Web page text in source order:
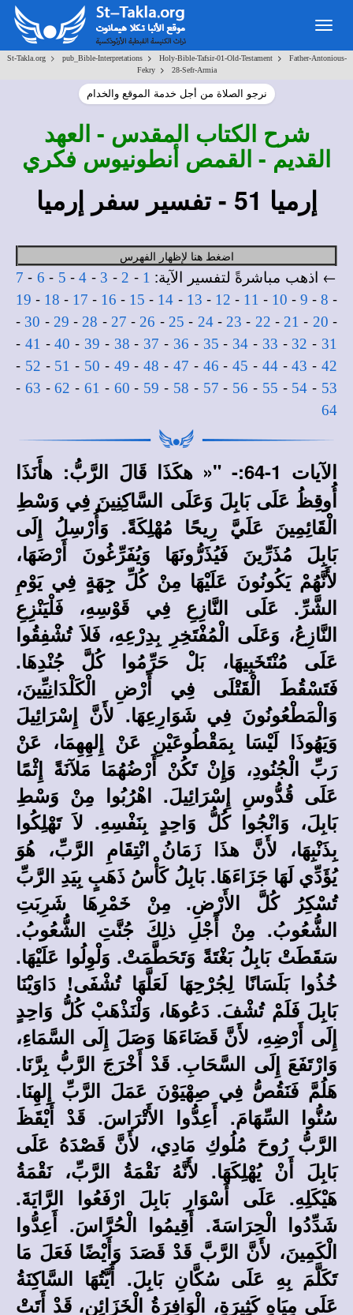
St-Takla.org> pub_Bible-Interpretations> Holy-Bible-Tafsir-01-Old-Testament>
Father-Antonious-
Fekry> 28-Sefr-Armia
نرجو الصلاة من أجل خدمة الموقع والخدام
شرح الكتاب المقدس - العهد
القديم - القمص أنطونيوس فكري
إرميا 51 - تفسير سفر إرميا
اضغط هنا لإظهار الفهرس
← اذهب مباشرةً لتفسير الآية: 1
-
2
-
3
-
4
-
5
-
6
-
7
-
8
-
9
-
10
-
11
-
12
-
13
-
14
-
15
-
16
-
17
-
18
-
19
-
20
-
21
-
22
-
23
-
24
-
25
-
26
-
27
-
28
-
29
-
30
-
31
-
32
-
33
-
34
-
35
-
36
-
37
-
38
-
39
-
40
-
41
-
42
-
43
-
44
-
45
-
46
-
47
-
48
-
49
-
50
-
51
-
52
-
53
-
54
-
55
-
56
-
57
-
58
-
59
-
60
-
61
-
62
-
63
-
64
الآيات 1-64:-
"« هكَذَا قَالَ الرَّبُّ: هأَنَذَا
أُوقِظُ عَلَى بَابِلَ وَعَلَى السَّاكِنِينَ فِي وَسْطِ
الْقَائِمِينَ عَلَيَّ رِيحًا مُهْلِكَةً. وَأُرْسِلُ إِلَى
بَابِلَ مُذَرِّينَ فَيُذَرُّونَهَا وَيُفَرِّغُونَ أَرْضَهَا،
لأَنَّهُمْ يَكُونُونَ عَلَيْهَا مِنْ كُلِّ جِهَةٍ فِي يَوْمِ
الشَّرِّ. عَلَى النَّازِعِ فِي قَوْسِهِ، فَلْيَنْزِعِ
النَّازِعُ، وَعَلَى الْمُفْتَخِرِ بِدِرْعِهِ، فَلاَ تُشْفِقُوا
عَلَى مُنْتَخَبِيهَا، بَلْ حَرِّمُوا كُلَّ جُنْدِهَا.
فَتَسْقُطَ الْقَتْلَى فِي أَرْضِ الْكَلْدَانِيِّينَ،
وَالْمَطْعُونُونَ فِي شَوَارِعِهَا. لأَنَّ إِسْرَائِيلَ
وَيَهُوذَا لَيْسَا بِمَقْطُوعَيْنِ عَنْ إِلهِهِمَا، عَنْ
رَبِّ الْجُنُودِ، وَإِنْ تَكُنْ أَرْضُهُمَا مَلآنَةً إِثْمًا
عَلَى قُدُّوسِ إِسْرَائِيلَ. اهْرُبُوا مِنْ وَسْطِ
بَابِلَ، وَانْجُوا كُلُّ وَاحِدٍ بِنَفْسِهِ. لاَ تَهْلِكُوا
بِذَنْبِهَا، لأَنَّ هذَا زَمَانُ انْتِقَامِ الرَّبِّ، هُوَ
يُؤَدِّي لَهَا جَزَاءَهَا. بَابِلُ كَأْسُ ذَهَبٍ بِيَدِ الرَّبِّ
تُسْكِرُ كُلَّ الأَرْضِ. مِنْ خَمْرِهَا شَرِبَتِ
الشُّعُوبُ. مِنْ أَجْلِ ذلِكَ جُنَّتِ الشُّعُوبُ.
سَقَطَتْ بَابِلُ بَغْتَةً وَتَحَطَّمَتْ. وَلْوِلُوا عَلَيْهَا.
خُذُوا بَلَسَانًا لِجُرْحِهَا لَعَلَّهَا تُشْفَى! دَاوَيْنَا
بَابِلَ فَلَمْ تُشْفَ. دَعُوهَا، وَلْنَذْهَبْ كُلُّ وَاحِدٍ
إِلَى أَرْضِهِ، لأَنَّ قَضَاءَهَا وَصَلَ إِلَى السَّمَاءِ،
وَارْتَفَعَ إِلَى السَّحَابِ. قَدْ أَخْرَجَ الرَّبُّ بِرَّنَا.
هَلُمَّ فَنَقُصُّ فِي صِهْيَوْنَ عَمَلَ الرَّبِّ إِلهِنَا.
سُنُّوا السِّهَامَ. أَعِدُّوا الأَتْرَاسَ. قَدْ أَيْقَظَ
الرَّبُّ رُوحَ مُلُوكِ مَادِي، لأَنَّ قَصْدَهُ عَلَى
بَابِلَ أَنْ يُهْلِكَهَا. لأَنَّهُ نَقْمَةُ الرَّبِّ، نَقْمَةُ
هَيْكَلِهِ. عَلَى أَسْوَارِ بَابِلَ ارْفَعُوا الرَّايَةَ.
شَدِّدُوا الْحِرَاسَةَ. أَقِيمُوا الْحُرَّاسَ. أَعِدُّوا
الْكَمِينَ، لأَنَّ الرَّبَّ قَدْ قَصَدَ وَأَيْضًا فَعَلَ مَا
تَكَلَّمَ بِهِ عَلَى سُكَّانِ بَابِلَ. أَيَّتُهَا السَّاكِنَةُ
عَلَى مِيَاهٍ كَثِيرَةٍ، الْوَافِرَةُ الْخَزَائِنِ، قَدْ أَتَتْ